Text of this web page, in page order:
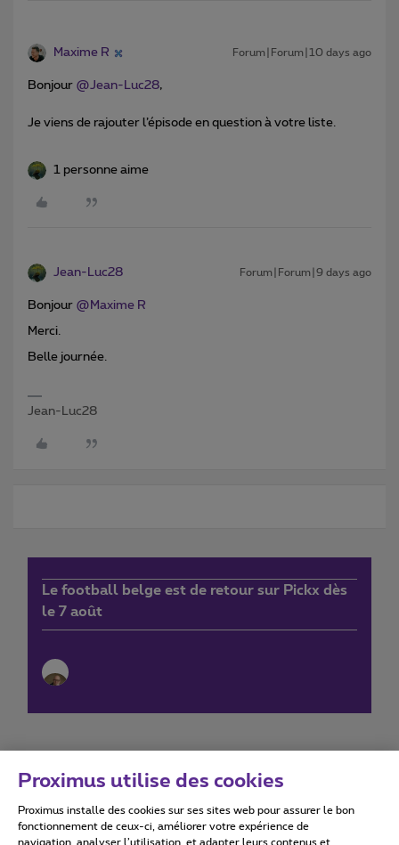
Maxime R Forum|Forum|10 days ago
Bonjour ​ @Jean-Luc28,
Je viens de rajouter l’épisode en question à votre liste.
1 personne aime
Jean-Luc28 Forum|Forum|9 days ago
Bonjour ​ @Maxime R
Merci.
Belle journée.
Jean-Luc28
Le football belge est de retour sur Pickx dès
le 7 août
Conditions d'utilisation Accessibility statement
Proximus utilise des cookies
Proximus installe des cookies sur ses sites web pour assurer le bon
fonctionnement de ceux-ci, améliorer votre expérience de
navigation, analyser l’utilisation, et adapter leurs contenus et